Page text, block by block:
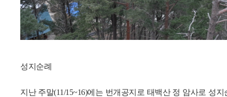
성지순례
지난 주말(11/15~16)에는 번개공지로 태백산 정 암사로 성지